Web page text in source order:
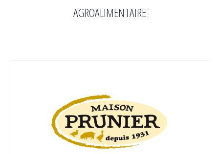
AGROALIMENTAIRE